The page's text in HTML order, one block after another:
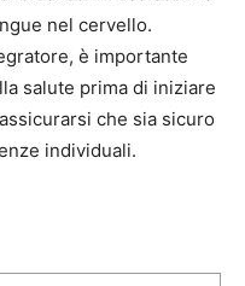
nel cervello.
è importante
salute prima di iniziare
che sia sicuro
individuali.